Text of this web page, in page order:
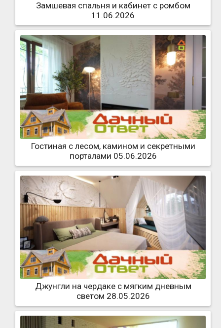
Замшевая спальня и кабинет с ромбом
11.06.2026
Гостиная с лесом, камином и секретными
порталами 05.06.2026
Джунгли на чердаке с мягким дневным
светом 28.05.2026